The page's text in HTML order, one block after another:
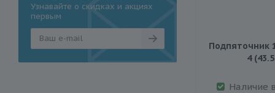
Подпяточник
4
Наличие
Узнавайте о скидках и акциях
первым